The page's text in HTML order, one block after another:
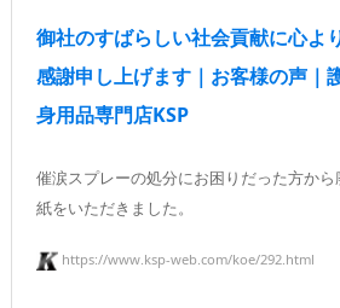
御社のすばらしい社会貢献に心よ
感謝申し上げます｜お客様の声｜
身用品専門店KSP
催涙スプレーの処分にお困りだった方か
紙をいただきました。
https://www.ksp-web.com/koe/292.html